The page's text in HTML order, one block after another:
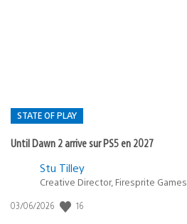
STATE OF PLAY
Until Dawn 2 arrive sur PS5 en 2027
Postée
:
Stu Tilley
Creative Director, Firesprite Games
Date
03/06/2026 16